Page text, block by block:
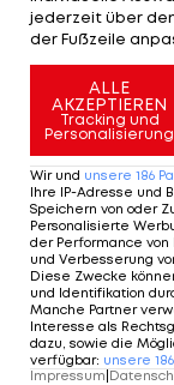
bereits 2:41,1
(Volkswagen)
Mehr
jederzeit über
der Fußzeile
ALLE
AKZEPTIEREN
Tracking und
Personalisierung
Wir und unsere 186
Ihre IP-Adresse und
Speichern von oder
Personalisierte
der Performance
und Verbesserung
Diese Zwecke
und Identifikation
Manche Partner
Interesse als
dazu, sowie die
verfügbar: unsere 186
Impressum